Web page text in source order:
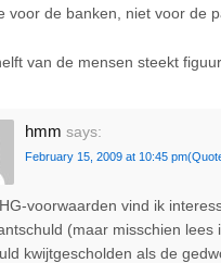
voor de banken, niet voor de
van de mensen steekt
hmm says:
February 15, 2009 at 10:45 pm
voorwaarden vind ik
(maar misschien lees
kwijtgescholden als de